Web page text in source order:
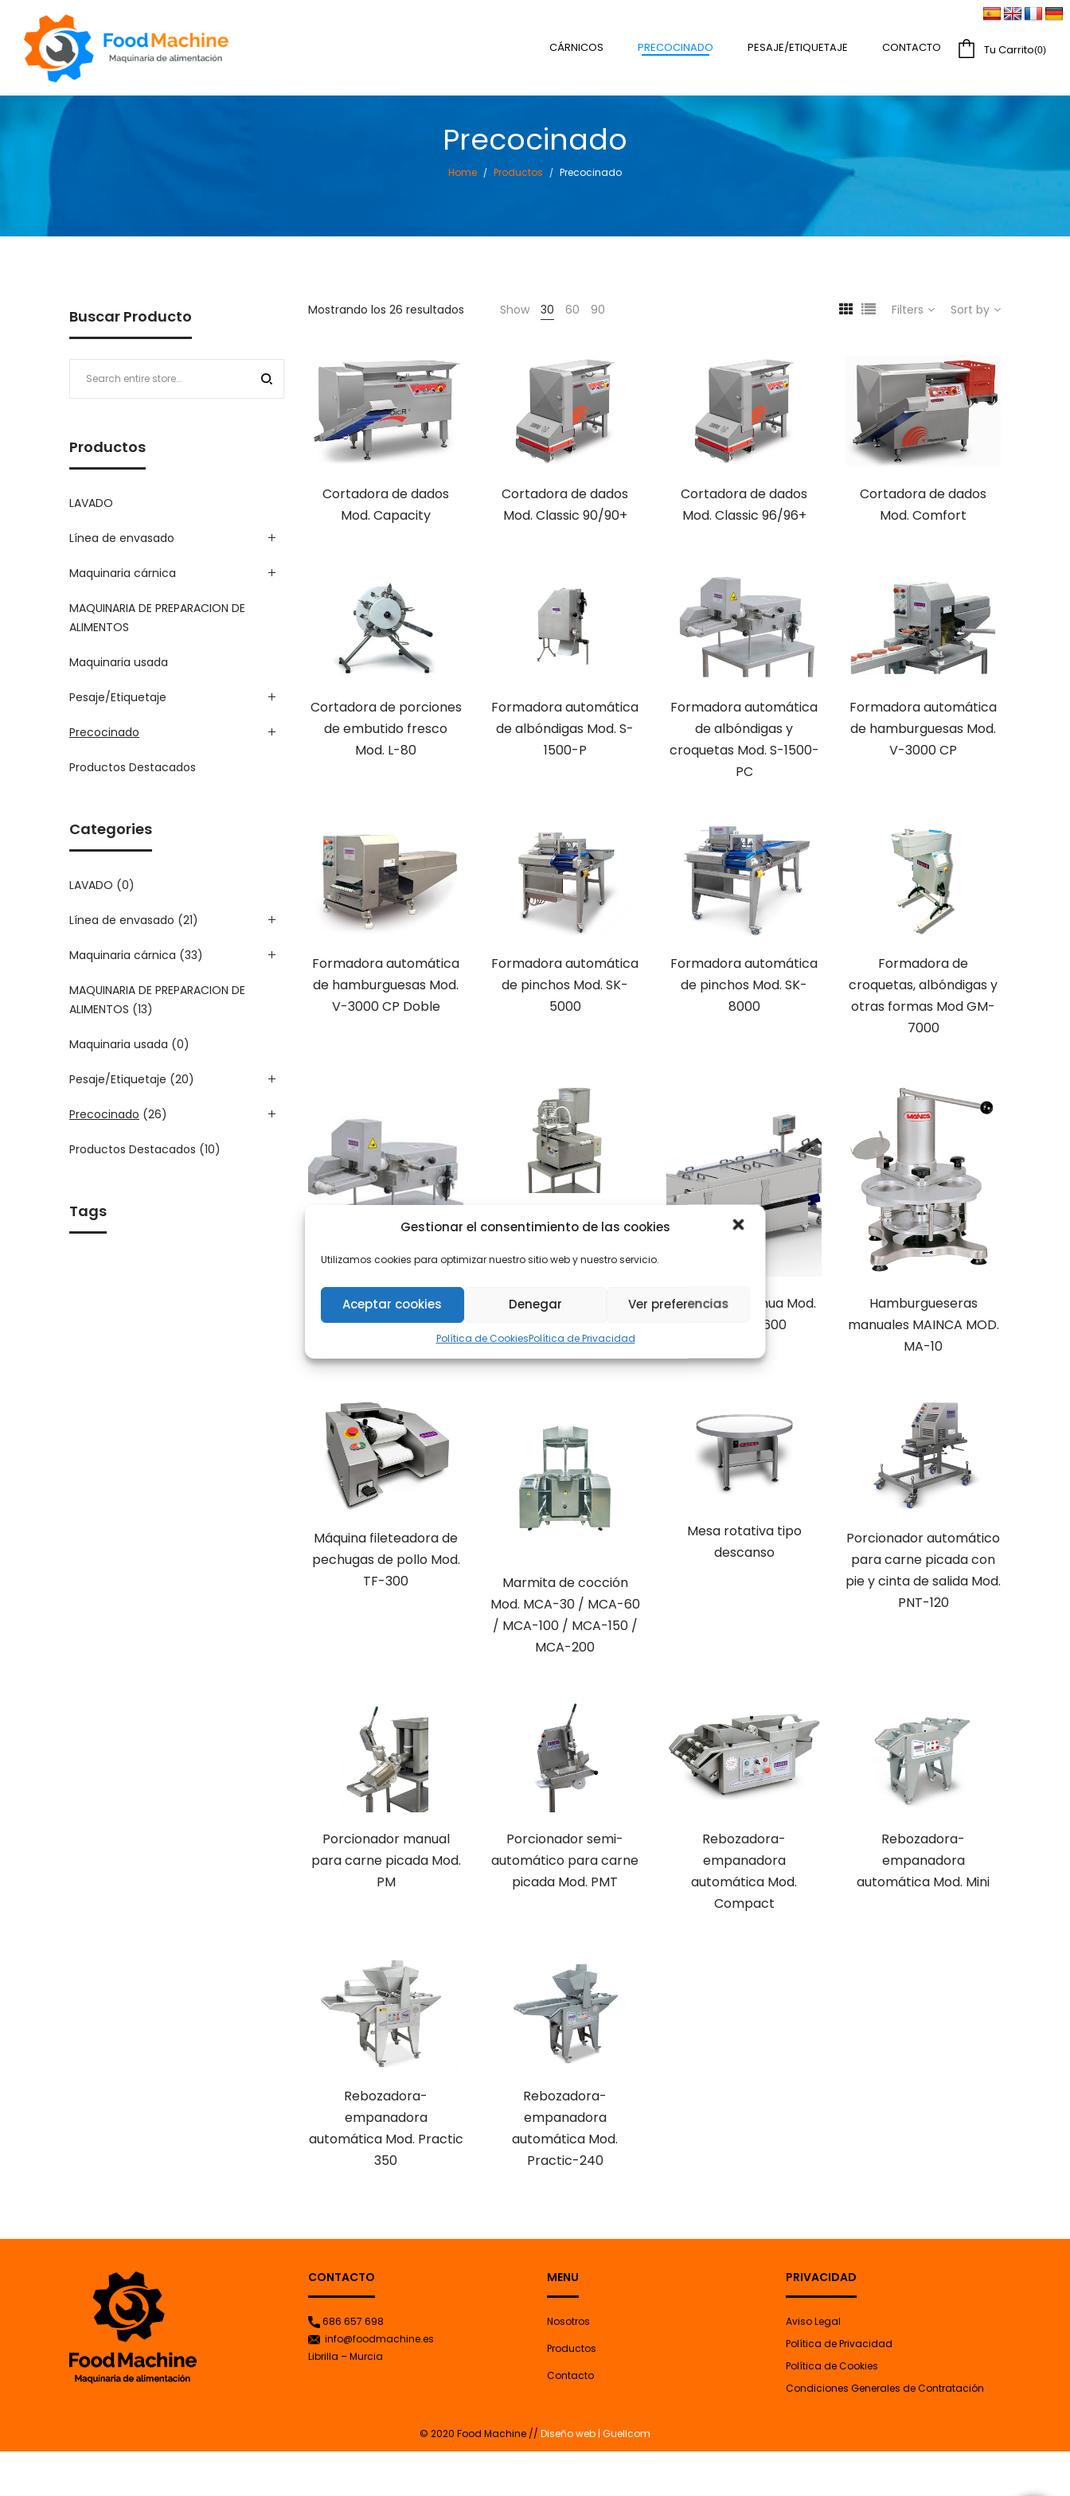
Gestionar el consentimiento de las cookies
Utilizamos cookies para optimizar nuestro sitio web y nuestro servicio.
Aceptar cookies Denegar Ver preferencias
Política de CookiesPolítica de Privacidad
Foodmachine
Tu Carrito 0
CÁRNICOS PRECOCINADO PESAJE/ETIQUETAJE CONTACTO
Precocinado
Home / Productos / Precocinado
Mostrando los 26 resultados Show 30 60 90 Filters Sort by
Cortadora de dados
Mod. Capacity
Cortadora de dados
Mod. Classic 90/90+
Cortadora de dados
Mod. Classic 96/96+
Cortadora de dados
Mod. Comfort
Cortadora de porciones
de embutido fresco
Mod. L-80
Formadora automática
de albóndigas Mod. S-
1500-P
Formadora automática
de albóndigas y
croquetas Mod. S-1500-
PC
Formadora automática
de hamburguesas Mod.
V-3000 CP
Formadora automática
de hamburguesas Mod.
V-3000 CP Doble
Formadora automática
de pinchos Mod. SK-
5000
Formadora automática
de pinchos Mod. SK-
8000
Formadora de
croquetas, albóndigas y
otras formas Mod GM-
7000
FORMADORA DE
CROQUETRAS GASER
MODELO PC 1500
Formadora de
Super-Maxi
Freidora continua Mod.
FC-3300/600
Hamburgueseras
manuales MAINCA MOD.
MA-10
Máquina fileteadora de
pechugas de pollo Mod.
TF-300
Marmita de cocción
Mod. MCA-30 / MCA-60
/ MCA-100 / MCA-150 /
MCA-200
Mesa rotativa tipo
descanso
Porcionador automático
para carne picada con
pie y cinta de salida Mod.
PNT-120
Porcionador manual
para carne picada Mod.
PM
Porcionador semi-
automático para carne
picada Mod. PMT
Rebozadora-
empanadora
automática Mod.
Compact
Rebozadora-
empanadora
automática Mod. Mini
Rebozadora-
empanadora
automática Mod. Practic
350
Rebozadora-
empanadora
automática Mod.
Practic-240
Buscar Producto
Productos
LAVADO
Línea de envasado
Maquinaria cárnica
MAQUINARIA DE PREPARACION DE
ALIMENTOS
Maquinaria usada
Pesaje/Etiquetaje
Precocinado
Productos Destacados
Categories
LAVADO (0)
Línea de envasado (21)
Maquinaria cárnica (33)
MAQUINARIA DE PREPARACION DE
ALIMENTOS (13)
Maquinaria usada (0)
Pesaje/Etiquetaje (20)
Precocinado (26)
Productos Destacados (10)
Tags
CONTACTO
686 657 698
info@foodmachine.es
Librilla – Murcia
MENU
Nosotros
Productos
Contacto
PRIVACIDAD
Aviso Legal
Política de Privacidad
Política de Cookies
Condiciones Generales de Contratación
© 2020 Food Machine // Diseño web | Guellcom